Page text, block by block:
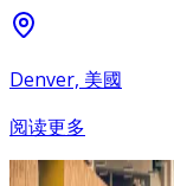
Denver, 美國
阅读更多